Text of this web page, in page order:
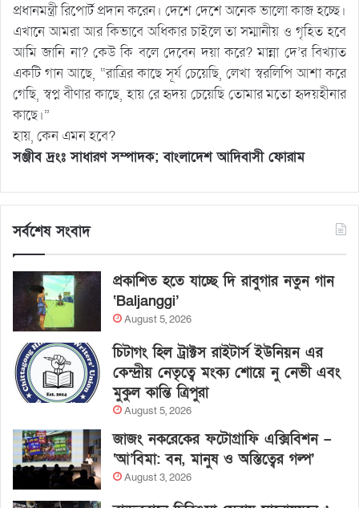
প্রধানমন্ত্রী রিপোর্ট প্রদান করেন। দেশে দেশে অনেক ভালো কাজ হচ্ছে।
এখানে আমরা আর কিভাবে অধিকার চাইলে তা সম্মানীয় ও গৃহিত হবে
আমি জানি না? কেউ কি বলে দেবেন দয়া করে? মান্না দে’র বিখ্যাত
একটি গান আছে, “রাত্রির কাছে সূর্য চেয়েছি, লেখা স্বরলিপি আশা করে
গেছি, স্বপ্ন বীণার কাছে, হায় রে হৃদয় চেয়েছি তোমার মতো হৃদয়হীনার
কাছে।”
হায়, কেন এমন হবে?
সঞ্জীব দ্রংঃ সাধারণ সম্পাদক; বাংলাদেশ আদিবাসী ফোরাম
সর্বশেষ সংবাদ
প্রকাশিত হতে যাচ্ছে দি রাবুগার নতুন গান
‘Baljanggi’
August 5, 2026
চিটাগং হিল ট্রাক্টস রাইটার্স ইউনিয়ন এর
কেন্দ্রীয় নেতৃত্বে মংক্য শোয়ে নু নেভী এবং
মুকুল কান্তি ত্রিপুরা
August 5, 2026
জাজং নকরেকের ফটোগ্রাফি এক্সিবিশন –
‘আ’বিমা: বন, মানুষ ও অস্তিত্বের গল্প’
August 3, 2026